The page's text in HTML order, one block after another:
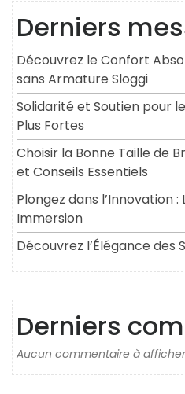
Derniers
Découvrez le Confort
sans Armature Sloggi
Solidarité et Soutien pour
Plus Fortes
Choisir la Bonne Taille de
et Conseils Essentiels
Plongez dans l’Innovation
Immersion
Découvrez l’Élégance
Derniers
Aucun commentaire à